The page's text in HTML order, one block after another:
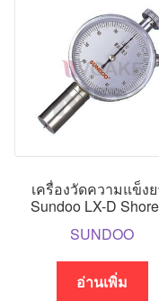
เครื่องวัดความแข็งย
Sundoo LX-D
SUNDOO
อ่านเพิ่ม